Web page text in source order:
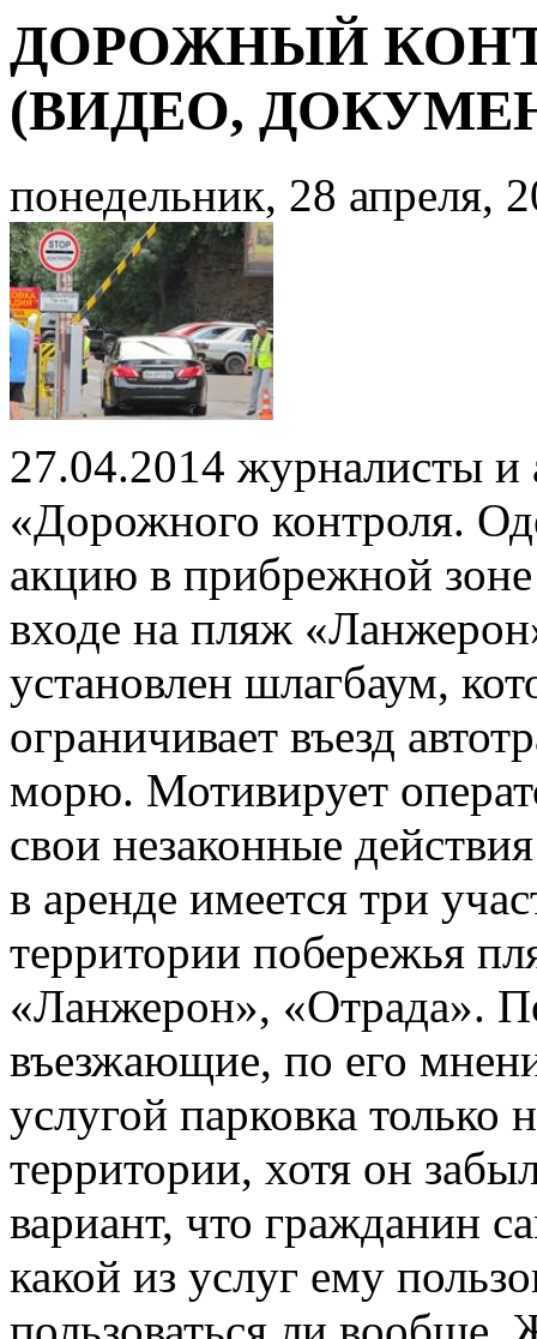
ДОРОЖНЫЙ
(ВИДЕО,
понедельник, 28 апреля,
27.04.2014 журналисты и
«Дорожного контроля.
акцию в прибрежной
входе на пляж
установлен шлагбаум,
ограничивает въезд
морю. Мотивирует
свои незаконные
в аренде имеется три
территории побережья
«Ланжерон», «Отрада».
въезжающие, по его
услугой парковка только
территории, хотя он
вариант, что гражданин
какой из услуг ему